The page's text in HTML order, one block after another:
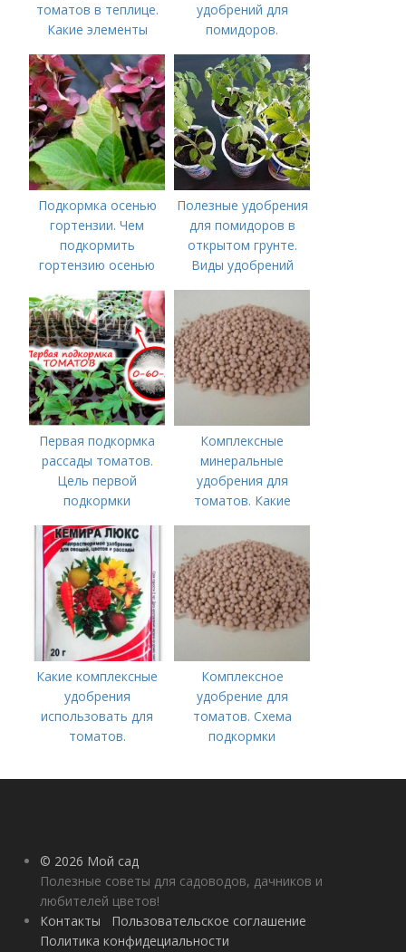
томатов в теплице.
Какие элементы
особенности их
внесения
удобрений для
помидоров.
удобрения для
томатов
Подкормка осенью
гортензии. Чем
подкормить
гортензию осенью
Полезные удобрения
для помидоров в
открытом грунте.
Виды удобрений
Первая подкормка
рассады томатов.
Цель первой
подкормки
Комплексные
минеральные
удобрения для
томатов. Какие
используются для
культуры
Какие комплексные
удобрения
использовать для
томатов.
комплексные
Комплексное
удобрение для
томатов. Схема
подкормки
рассады до сбора
© 2026 Мой сад
Полезные советы для садоводов, дачников и
любителей цветов!
Контакты
Пользовательское соглашение
Политика конфидециальности